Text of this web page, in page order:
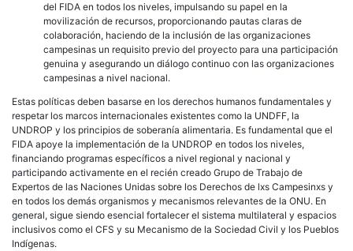
del FIDA en todos los niveles, impulsando su papel en la
movilización de recursos, proporcionando pautas claras de
colaboración, haciendo de la inclusión de las organizaciones
campesinas un requisito previo del proyecto para una participación
genuina y asegurando un diálogo continuo con las organizaciones
campesinas a nivel nacional.
Estas políticas deben basarse en los derechos humanos fundamentales y
respetar los marcos internacionales existentes como la UNDFF, la
UNDROP y los principios de soberanía alimentaria. Es fundamental que el
FIDA apoye la implementación de la UNDROP en todos los niveles,
financiando programas específicos a nivel regional y nacional y
participando activamente en el recién creado Grupo de Trabajo de
Expertos de las Naciones Unidas sobre los Derechos de lxs Campesinxs y
en todos los demás organismos y mecanismos relevantes de la ONU. En
general, sigue siendo esencial fortalecer el sistema multilateral y espacios
inclusivos como el CFS y su Mecanismo de la Sociedad Civil y los Pueblos
Indígenas.